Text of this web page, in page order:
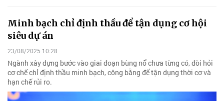
Minh bạch chỉ định thầu để tận dụng cơ hội
siêu dự án
23/08/2025 10:28
Ngành xây dựng bước vào giai đoạn bùng nổ chưa từng có, đòi hỏi
cơ chế chỉ định thầu minh bạch, công bằng để tận dụng thời cơ và
hạn chế rủi ro.